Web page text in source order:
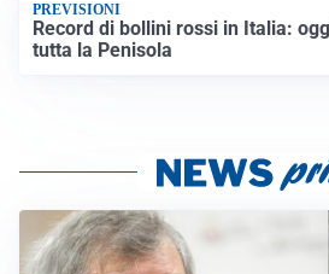
PREVISIONI
Record di bollini rossi in Italia:
tutta la Penisola